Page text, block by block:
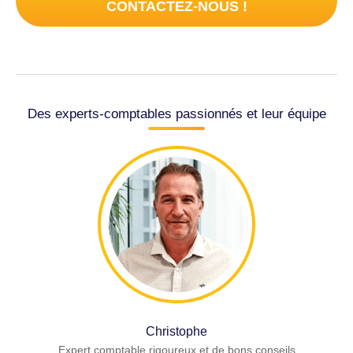
CONTACTEZ-NOUS !
Des experts-comptables passionnés et leur équipe
Christophe
Expert comptable rigoureux et de bons conseils